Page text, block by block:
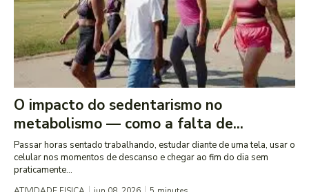
O impacto do sedentarismo no
metabolismo — como a falta de...
Passar horas sentado trabalhando, estudar diante de uma tela, usar o
celular nos momentos de descanso e chegar ao fim do dia sem
praticamente...